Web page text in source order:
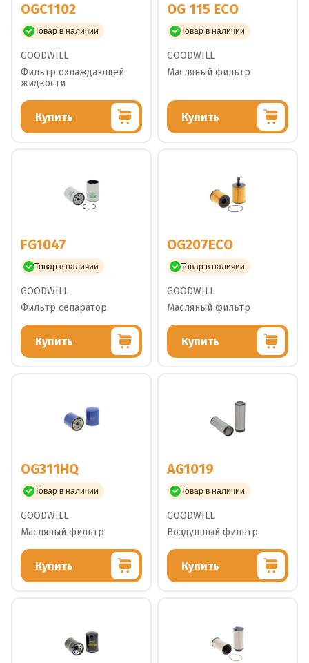
OGC1102
Товар в наличии
GOODWILL
Фильтр охлаждающей
жидкости
Купить
OG 115 ECO
Товар в наличии
GOODWILL
Масляный фильтр
Купить
FG1047
Товар в наличии
GOODWILL
Фильтр сепаратор
Купить
OG207ECO
Товар в наличии
GOODWILL
Масляный фильтр
Купить
OG311HQ
Товар в наличии
GOODWILL
Масляный фильтр
Купить
AG1019
Товар в наличии
GOODWILL
Воздушный фильтр
Купить